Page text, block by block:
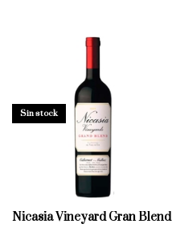
Sin stock
Nicasia Vineyard Gran Blend